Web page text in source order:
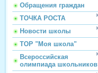
Обращения граждан
ТОЧКА РОСТА
Новости школы
ТОР "Моя школа"
Всероссийская
олимпиада школьников